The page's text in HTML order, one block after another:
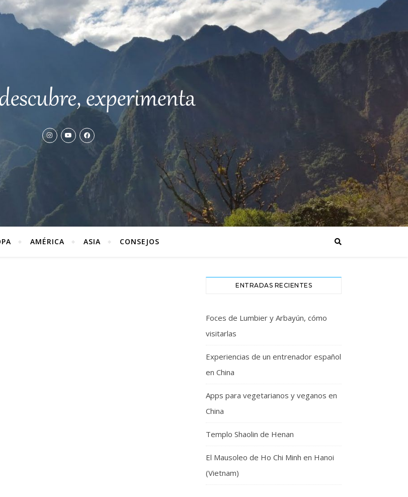
AMÉRICA ASIA CONSEJOS
ENTRADAS RECIENTES
Foces de Lumbier y Arbayún, cómo
visitarlas
Experiencias de un entrenador español
en China
Apps para vegetarianos y veganos en
China
Templo Shaolin de Henan
El Mausoleo de Ho Chi Minh en Hanoi
(Vietnam)